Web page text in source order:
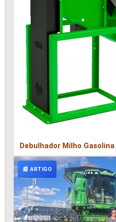
Debulhador Milho
📰 ARTIGO